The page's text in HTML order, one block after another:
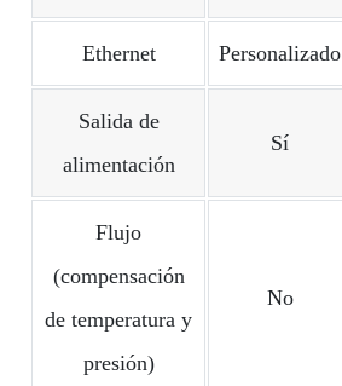
Ethernet Personalizado
Salida de
alimentación
Sí
Flujo
(compensación
de temperatura y
presión)
No